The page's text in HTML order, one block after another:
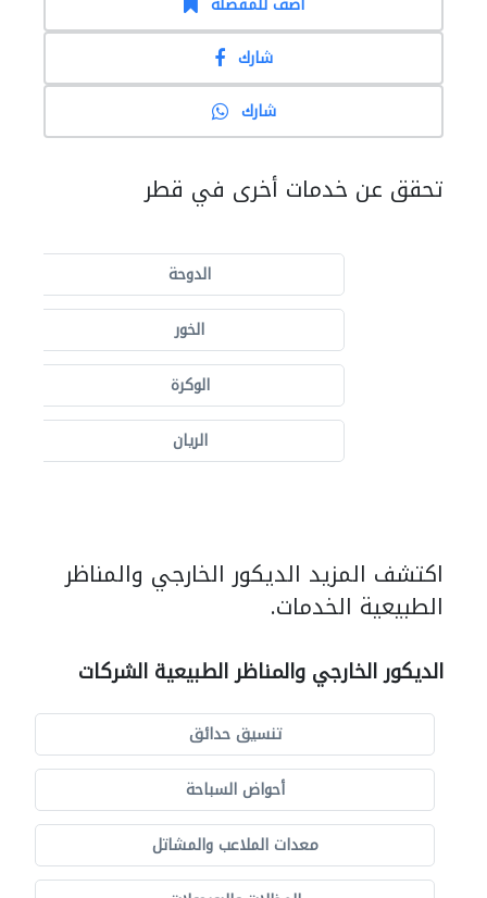
شارك
شارك
تحقق عن خدمات أخرى في قطر
الدوحة
الخور
الوكرة
الريان
اكتشف المزيد الديكور الخارجي والمناظر
الطبيعية الخدمات.
الديكور الخارجي والمناظر الطبيعية الشركات
تنسيق حدائق
أحواض السباحة
معدات الملاعب والمشاتل